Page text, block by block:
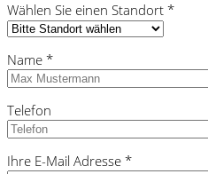
Wählen Sie einen Standort *
Name *
Telefon
Ihre E-Mail Adresse *